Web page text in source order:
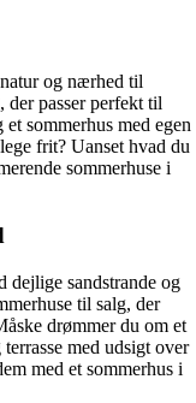
og nærhed til
der passer perfekt til
sommerhus med egen
frit? Uanset hvad du
sommerhuse i
dejlige sandstrande og
til salg, der
drømmer du om et
med udsigt over
med et sommerhus i